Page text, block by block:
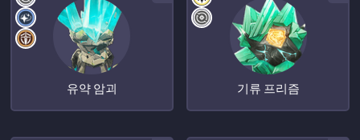
유약 암괴 기류 프리즘